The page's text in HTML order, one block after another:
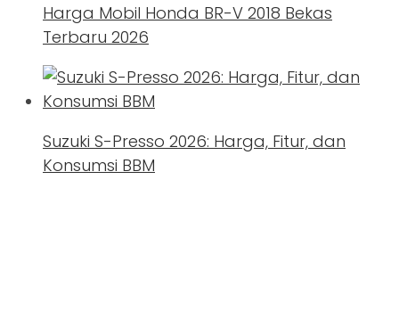
Harga Mobil Honda BR-V 2018 Bekas
Terbaru 2026
Suzuki S-Presso 2026: Harga, Fitur, dan
Konsumsi BBM